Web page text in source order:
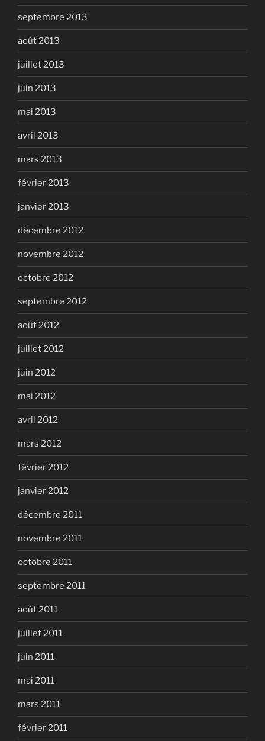
septembre 2013
août 2013
juillet 2013
juin 2013
mai 2013
avril 2013
mars 2013
février 2013
janvier 2013
décembre 2012
novembre 2012
octobre 2012
septembre 2012
août 2012
juillet 2012
juin 2012
mai 2012
avril 2012
mars 2012
février 2012
janvier 2012
décembre 2011
novembre 2011
octobre 2011
septembre 2011
août 2011
juillet 2011
juin 2011
mai 2011
mars 2011
février 2011